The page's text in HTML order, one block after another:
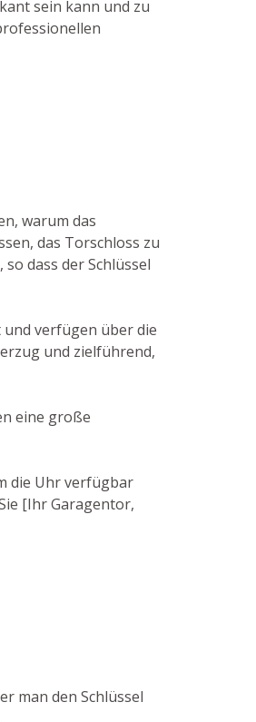
sein kann und zu
warum das
das Torschloss zu
dass der Schlüssel
verfügen über die
und zielführend,
eine große
die Uhr verfügbar
[Ihr Garagentor,
man den Schlüssel